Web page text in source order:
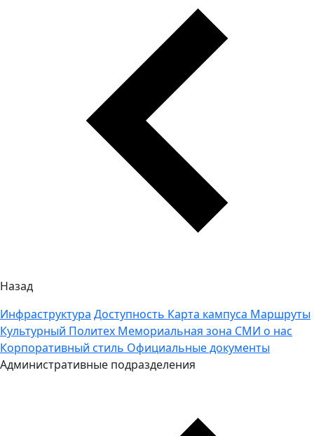
Назад
Инфраструктура Доступность Карта кампуса Маршруты
Культурный Политех Мемориальная зона СМИ о нас
Корпоративный стиль Официальные документы
Административные подразделения